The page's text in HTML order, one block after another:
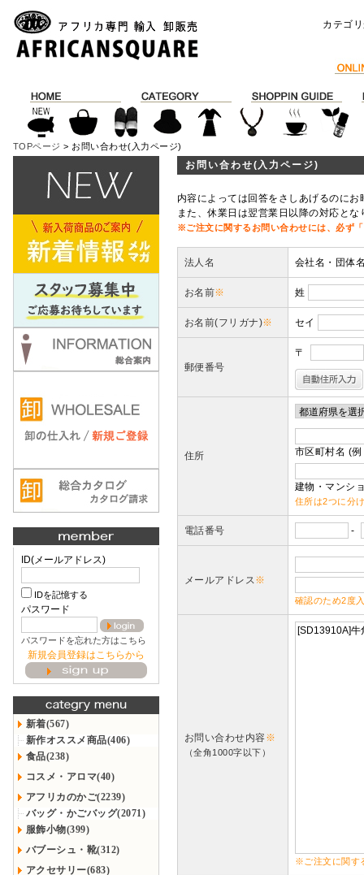
カテゴ
TOPページ > お問い合わせ(入力ページ)
ID(メールアドレス)
IDを記憶する
パスワード
パスワードを忘れた方はこちら
新規会員登録はこちらから
新着(567)
新作オススメ商品(406)
食品(238)
コスメ・アロマ(40)
アフリカのかご(2239)
バッグ・かごバッグ(2071)
服飾小物(399)
バブーシュ・靴(312)
アクセサリー(683)
お問い合わせ(入力ページ)
内容によっては回答をさしあげるのに
また、休業日は翌営業日以降の対応と
※ご注文に関するお問い合わせには、必ず
法人名 会社名・団体
お名前※ 姓
お名前(フリガナ)※ セイ
郵便番号
〒
住所 市区町村名 (
建物・マンシ
住所は2つに分
電話番号 -
メールアドレス※
確認のため2度
お問い合わせ内容※
（全角1000字以下）
※ご注文に関す